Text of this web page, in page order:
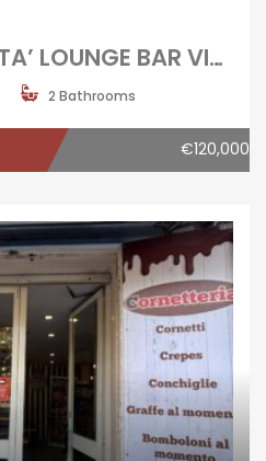
CESSIONE ATTIVITA’ LOUNGE BAR VINERIA Aversa
2 Bathrooms
€120,000